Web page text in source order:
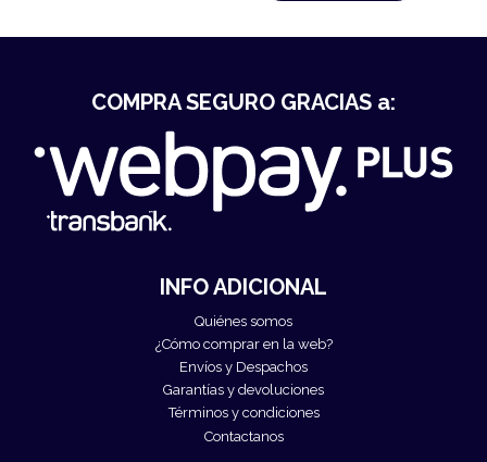
INFO ADICIONAL
Quiénes somos
¿Cómo comprar en la web?
Envíos y Despachos
Garantías y devoluciones
Términos y condiciones
Contactanos
COMPRA SEGURO GRACIAS a: